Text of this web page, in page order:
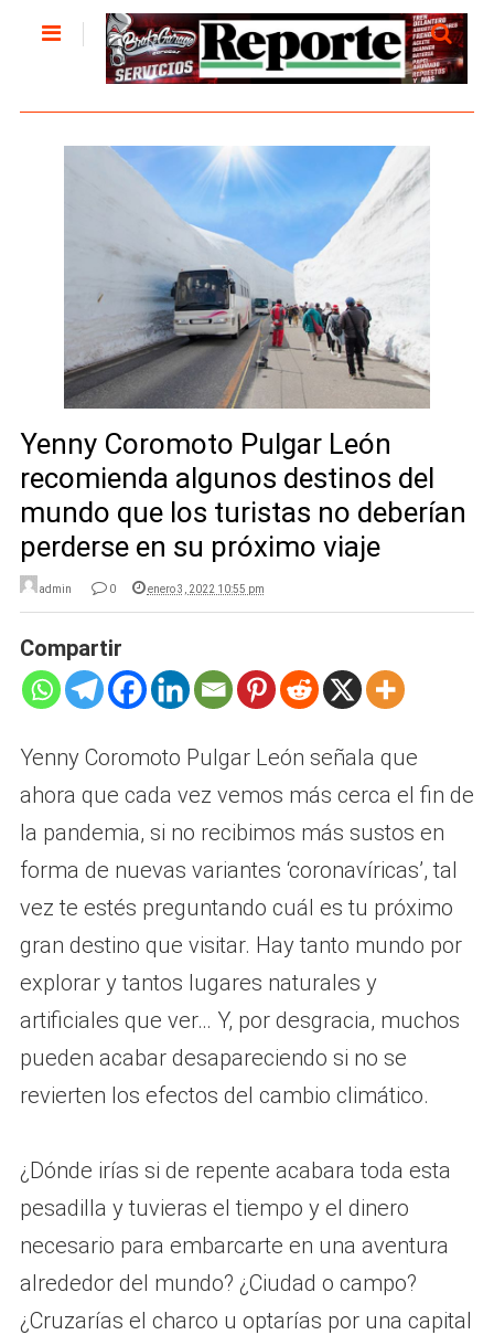
Yenny Coromoto Pulgar León
recomienda algunos destinos del
mundo que los turistas no deberían
perderse en su próximo viaje
admin 0 enero 3, 2022 10:55 pm
Compartir
Yenny Coromoto Pulgar León señala que
ahora que cada vez vemos más cerca el fin de
la pandemia, si no recibimos más sustos en
forma de nuevas variantes ‘coronavíricas’, tal
vez te estés preguntando cuál es tu próximo
gran destino que visitar. Hay tanto mundo por
explorar y tantos lugares naturales y
artificiales que ver… Y, por desgracia, muchos
pueden acabar desapareciendo si no se
revierten los efectos del cambio climático.
¿Dónde irías si de repente acabara toda esta
pesadilla y tuvieras el tiempo y el dinero
necesario para embarcarte en una aventura
alrededor del mundo? ¿Ciudad o campo?
¿Cruzarías el charco u optarías por una capital